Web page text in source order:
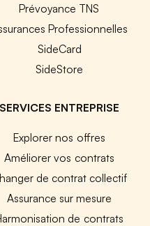
Prévoyance TNS
Professionnelles
SideCard
SideStore
SERVICES ENTREPRISE
Explorer nos offres
Améliorer vos contrats
de contrat collectif
Assurance sur mesure
de contrats